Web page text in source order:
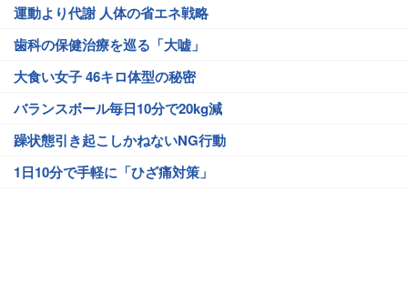
運動より代謝 人体の省エネ戦略
歯科の保健治療を巡る「大嘘」
大食い女子 46キロ体型の秘密
バランスボール毎日10分で20kg減
躁状態引き起こしかねないNG行動
1日10分で手軽に「ひざ痛対策」